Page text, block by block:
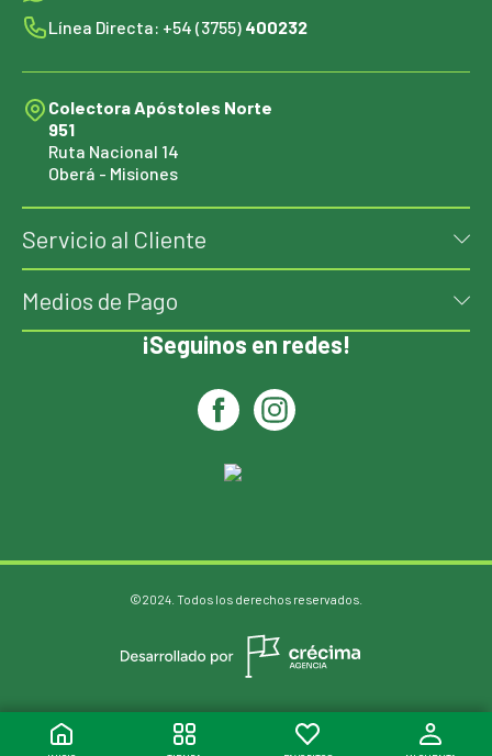
Línea Directa: +54 (3755) 400232
Colectora Apóstoles Norte
951
Ruta Nacional 14
Oberá - Misiones
Servicio al Cliente
Medios de Pago
¡Seguinos en redes!
©2024. Todos los derechos reservados.